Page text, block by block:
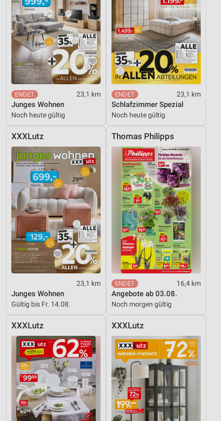
23,1 km
Junges Wohnen
Noch heute gültig
23,1 km
Schlafzimmer Spezial
Noch heute gültig
XXXLutz
23,1 km
Junges Wohnen
Gültig bis Fr. 14.08.
Thomas Philipps
16,4 km
Angebote ab 03.08.
Noch morgen gültig
XXXLutz XXXLutz